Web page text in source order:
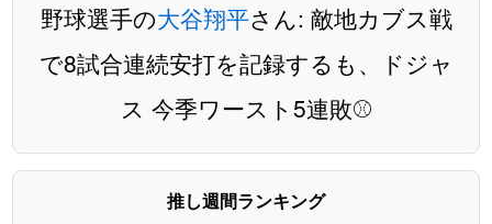
野球選手の大谷翔平さん: 敵地カブス戦
で8試合連続安打を記録するも、ドジャ
ス 今季ワースト5連敗⚾️
推し週間ランキング